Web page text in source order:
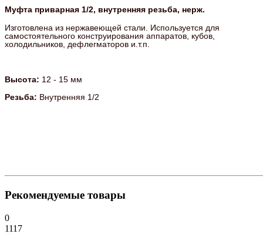
Муфта приварная 1/2, внутренняя резьба, нерж.
Изготовлена из нержавеющей стали. Используется для
самостоятельного конструирования аппаратов, кубов,
холодильников, дефлегматоров и.т.п.
Высота: 12 - 15 мм
Резьба: Внутренняя 1/2
Рекомендуемые товары
0
1117